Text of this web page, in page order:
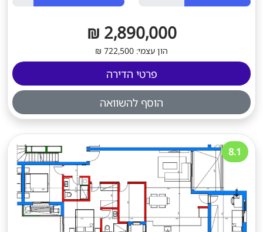
2,890,000 ₪
הון עצמי: 722,500 ₪
פרטי הדירה
הוסף להשוואה
8.1